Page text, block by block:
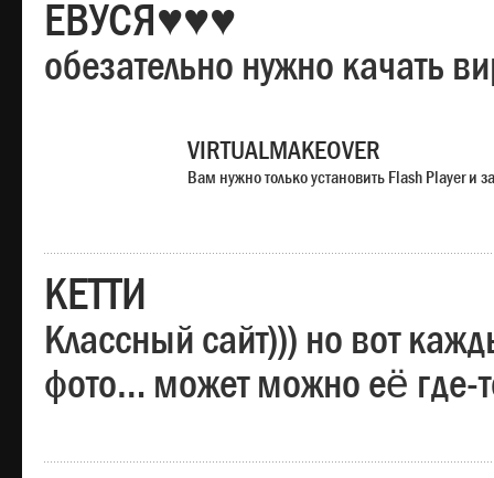
ЕВУСЯ♥♥♥
обезательно нужно качать
VIRTUALMAKEOVER
Вам нужно только установить Flash Player и
КЕТТИ
Классный сайт))) но вот
фото… может можно её где-